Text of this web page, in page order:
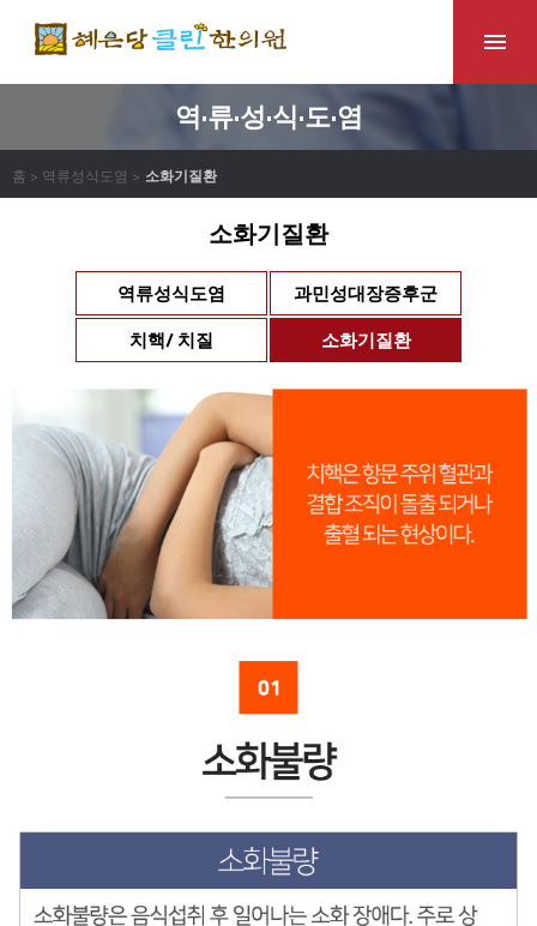
역·류·성·식·도·염
홈 > 역류성식도염 > 소화기질환
소화기질환
역류성식도염
과민성대장증후군
치핵/ 치질
소화기질환